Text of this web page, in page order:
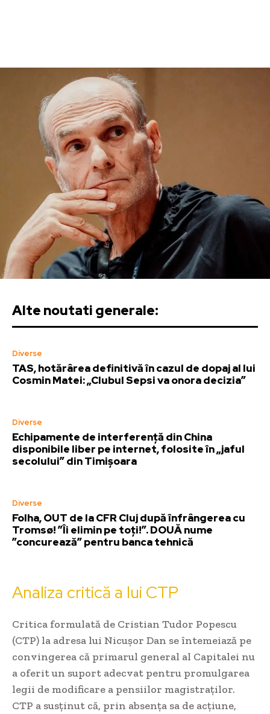
Alte noutati generale:
Diverse
TAS, hotărârea definitivă în cazul de dopaj al lui
Cosmin Matei: „Clubul Sepsi va onora decizia”
Diverse
Echipamente de interferență din China
disponibile liber pe internet, folosite în „jaful
secolului” din Timișoara
Diverse
Folha, OUT de la CFR Cluj după înfrângerea cu
Tromsø! ”Îi elimin pe toți!”. DOUĂ nume
”concurează” pentru banca tehnică
Analiza critică a lui CTP
Critica formulată de Cristian Tudor Popescu
(CTP) la adresa lui Nicușor Dan se întemeiază pe
convingerea că primarul general al Capitalei nu
a oferit un suport adecvat pentru promulgarea
legii de modificare a pensiilor magistraților.
CTP a susținut că, prin absența sa de acțiune,